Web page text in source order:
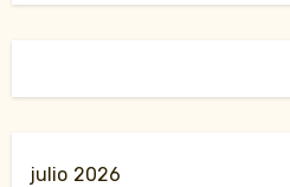
julio 2026